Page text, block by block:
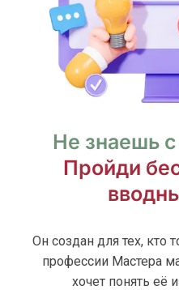
Не знаешь с
Пройди
Он создан для тех, кто
профессии Мастера
хочет понять её